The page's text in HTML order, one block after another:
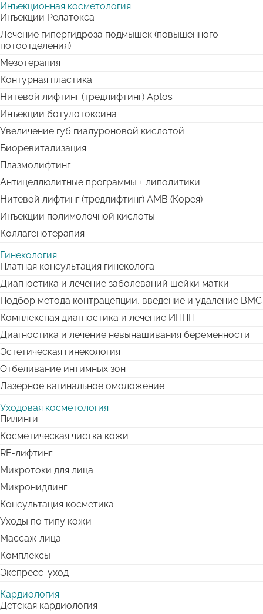
Инъекционная косметология
Инъекции Релатокса
Лечение гипергидроза подмышек (повышенного
потоотделения)
Мезотерапия
Контурная пластика
Нитевой лифтинг (тредлифтинг) Aptos
Инъекции ботулотоксина
Увеличение губ гиалуроновой кислотой
Биоревитализация
Плазмолифтинг
Антицеллюлитные программы + липолитики
Нитевой лифтинг (тредлифтинг) АМВ (Корея)
Инъекции полимолочной кислоты
Коллагенотерапия
Гинекология
Платная консультация гинеколога
Диагностика и лечение заболеваний шейки матки
Подбор метода контрацепции, введение и удаление ВМС
Комплексная диагностика и лечение ИППП
Диагностика и лечение невынашивания беременности
Эстетическая гинекология
Отбеливание интимных зон
Лазерное вагинальное омоложение
Уходовая косметология
Пилинги
Косметическая чистка кожи
RF-лифтинг
Микротоки для лица
Микронидлинг
Консультация косметика
Уходы по типу кожи
Массаж лица
Комплексы
Экспресс-уход
Кардиология
Детская кардиология